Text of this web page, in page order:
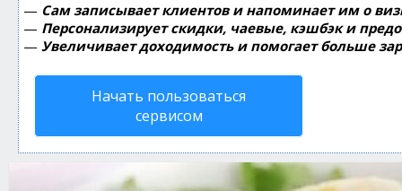
— Сам записывает клиентов и напоминает им о
— Персонализирует скидки, чаевые, кэшбэк и
— Увеличивает доходимость и помогает больше
Начать пользоваться
сервисом